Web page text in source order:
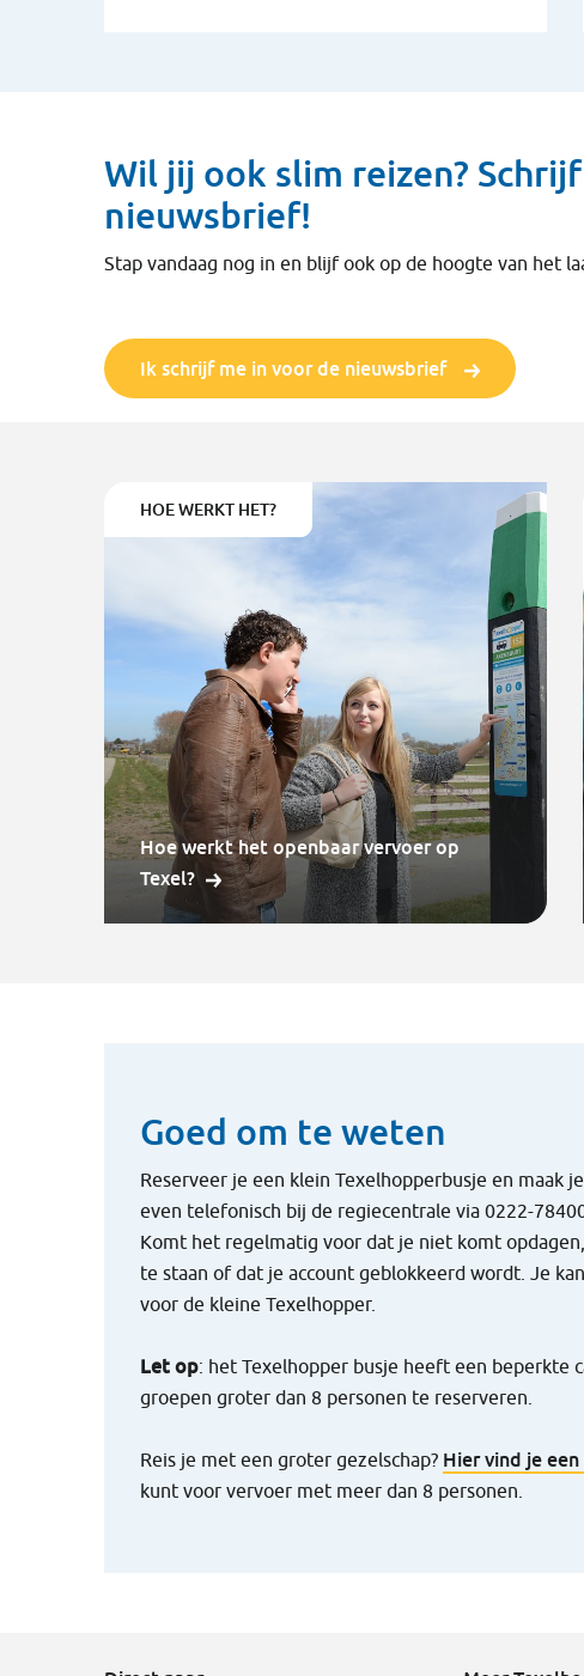
Wil jij ook slim reizen?
nieuwsbrief!
Stap vandaag nog in en blijf ook op de hoogte van het
Ik schrijf me in voor de nieuwsbrief
HOE WERKT HET?
Hoe werkt het openbaar vervoer op
Texel?
Goed om te weten
Reserveer je een klein Texelhopperbusje en maak
even telefonisch bij de regiecentrale via 0222-
Komt het regelmatig voor dat je niet komt
te staan of dat je account geblokkeerd wordt. Je
voor de kleine Texelhopper.
Let op: het Texelhopper busje heeft een beperkte
groepen groter dan 8 personen te reserveren.
Reis je met een groter gezelschap? Hier vind je
kunt voor vervoer met meer dan 8 personen.